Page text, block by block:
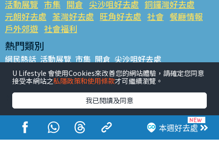
本週好去處
活動展覽 市集 開倉 尖沙咀好去處 銅鑼灣好去處
元朗好去處 荃灣好去處 旺角好去處 社會 餐廳情報
戶外郊遊 社會福利
熱門類別
網民熱話 活動展覽 市集 開倉 尖沙咀好去處
銅鑼灣好去處 元朗好去處 荃灣好去處 旺角好去處 社會
餐廳情報 戶外郊遊
熱門標籤
#UGO搵好去處 #人氣活動推介 #美食社群熱話
#親子玩樂好去處
#ULifestyle應用程式
#限時搶
#UJetso禮物放送
#ULifestyle商戶中心 #著數 #網絡熱話
U Lifestyle 會使用Cookies來改善您的網站體驗，請確定您同意
接受本網站之私隱政策和使用條款才可繼續瀏覽。
我已閱讀及同意